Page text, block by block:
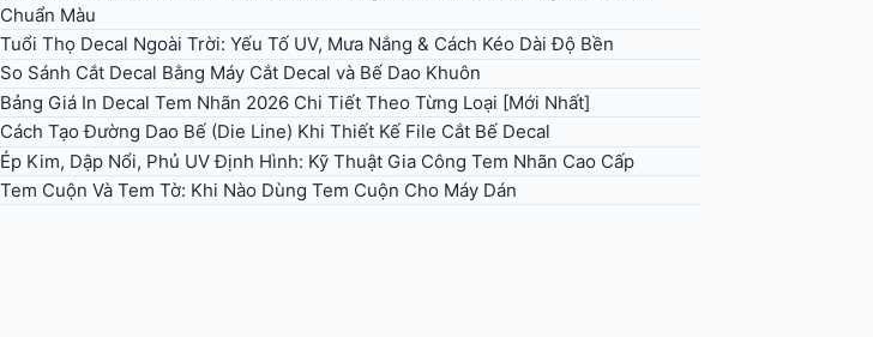
KỸ THUẬT IN ẤN
In Decal Khổ Lớn 1m2-1m6: Ứng Dụng, Kỹ Thuật, Máy In Cuộn Mực Eco-Solvent
In Offset Vs In Kỹ Thuật Số: Ưu Nhược Điểm Và Khi Nào Nên Dùng?
Ghi Nhãn Hàng Hóa Theo Nghị Định 37/2026 (Thay NĐ 43/2017)
So Sánh Hệ Màu CMYK, Pantone, RGB Trong In Decal: Chọn Đúng Để Tem In